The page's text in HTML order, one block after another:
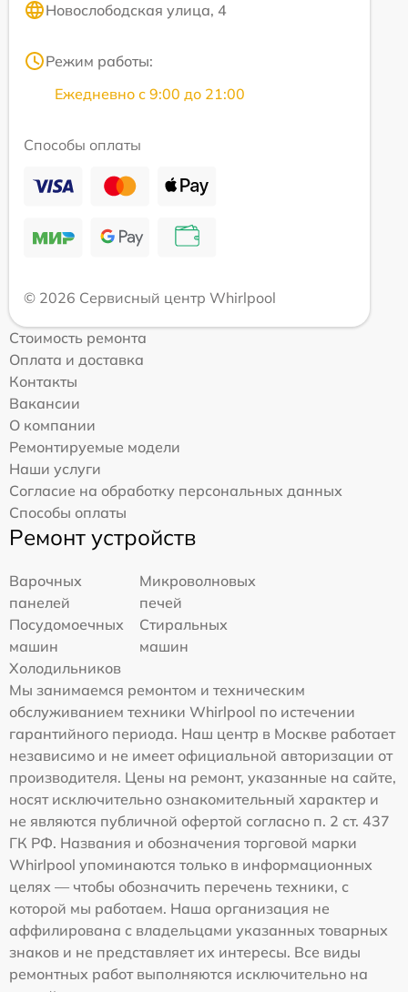
Новослободская улица, 4
Режим работы:
Ежедневно с 9:00 до 21:00
Способы оплаты
© 2026 Сервисный центр Whirlpool
Стоимость ремонта
Оплата и доставка
Контакты
Вакансии
О компании
Ремонтируемые модели
Наши услуги
Согласие на обработку персональных данных
Способы оплаты
Ремонт устройств
Варочных
панелей
Микроволновых
печей
Посудомоечных
машин
Стиральных
машин
Холодильников
Мы занимаемся ремонтом и техническим
обслуживанием техники Whirlpool по истечении
гарантийного периода. Наш центр в Москве работает
независимо и не имеет официальной авторизации от
производителя. Цены на ремонт, указанные на сайте,
носят исключительно ознакомительный характер и
не являются публичной офертой согласно п. 2 ст. 437
ГК РФ. Названия и обозначения торговой марки
Whirlpool упоминаются только в информационных
целях — чтобы обозначить перечень техники, с
которой мы работаем. Наша организация не
аффилирована с владельцами указанных товарных
знаков и не представляет их интересы. Все виды
ремонтных работ выполняются исключительно на